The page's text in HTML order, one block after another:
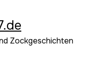
Zockgeschichten